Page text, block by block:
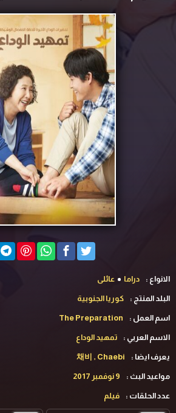
الانواع : دراما عائلى
البلد المنتج : كوريا الجنوبية
اسم العمل : The Preparation
الاسم العربي : تمهيد الوداع
يعرف ايضا : 채비 , Chaebi
مواعيد البث : 9 نوفمبر 2017
عدد الحلقات : فيلم